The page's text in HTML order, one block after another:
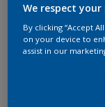
“du viename” –
Z9.19.12
We respect your
By clicking “Accept
on your device to
assist in our